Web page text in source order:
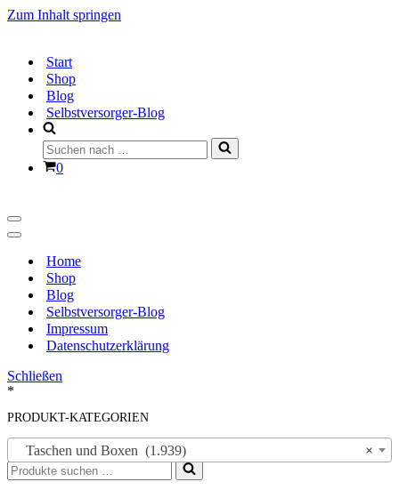
Zum Inhalt springen
Start
Shop
Blog
Selbstversorger-Blog
Suchen
nach …
Warenkorb
0
Navigationsmenü
Navigationsmenü
Home
Shop
Blog
Selbstversorger-Blog
Impressum
Datenschutzerklärung
Schließen
*
PRODUKT-KATEGORIEN
×
Taschen und Boxen (1.939)
Suchen
nach …